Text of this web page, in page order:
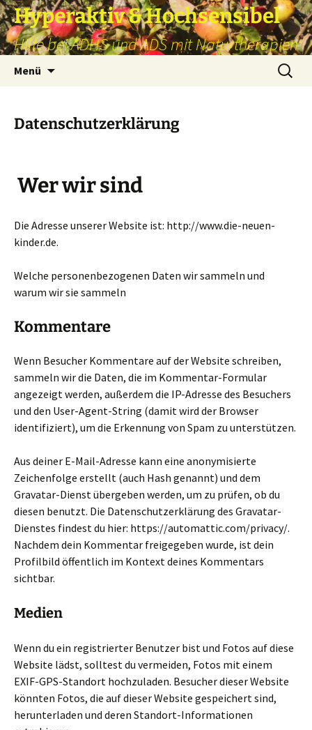
Hyperaktiv & Hochsensibel
Hilfe bei ADHS und ADS mit Naturtherapien
Menü
Suchen
nach:
Datenschutzerklärung
Wer wir sind
Die Adresse unserer Website ist: http://www.die-neuen-
kinder.de.
Welche personenbezogenen Daten wir sammeln und
warum wir sie sammeln
Kommentare
Wenn Besucher Kommentare auf der Website schreiben,
sammeln wir die Daten, die im Kommentar-Formular
angezeigt werden, außerdem die IP-Adresse des Besuchers
und den User-Agent-String (damit wird der Browser
identifiziert), um die Erkennung von Spam zu unterstützen.
Aus deiner E-Mail-Adresse kann eine anonymisierte
Zeichenfolge erstellt (auch Hash genannt) und dem
Gravatar-Dienst übergeben werden, um zu prüfen, ob du
diesen benutzt. Die Datenschutzerklärung des Gravatar-
Dienstes findest du hier: https://automattic.com/privacy/.
Nachdem dein Kommentar freigegeben wurde, ist dein
Profilbild öffentlich im Kontext deines Kommentars
sichtbar.
Medien
Wenn du ein registrierter Benutzer bist und Fotos auf diese
Website lädst, solltest du vermeiden, Fotos mit einem
EXIF-GPS-Standort hochzuladen. Besucher dieser Website
könnten Fotos, die auf dieser Website gespeichert sind,
herunterladen und deren Standort-Informationen